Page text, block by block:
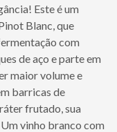
Este é um
Blanc, que
com
de aço e parte em
maior volume e
barricas de
frutado, sua
vinho branco com